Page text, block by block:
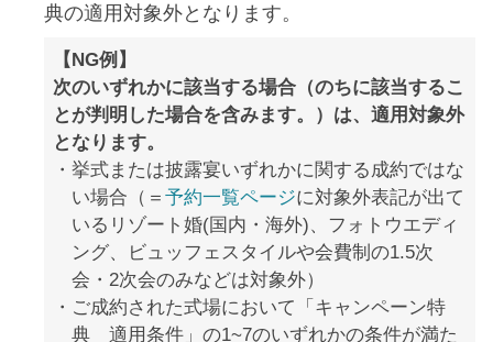
典の適用対象外となります。
【NG例】
次のいずれかに該当する場合（のちに該当するこ
とが判明した場合を含みます。）は、適用対象外
となります。
挙式または披露宴いずれかに関する成約ではな
い場合（＝ 予約一覧ページに対象外表記が出て
いるリゾート婚(国内・海外)、フォトウエディ
ング、ビュッフェスタイルや会費制の1.5次
会・2次会のみなどは対象外）
ご成約された式場において「キャンペーン特
典 適用条件」の1~7のいずれかの条件が満た